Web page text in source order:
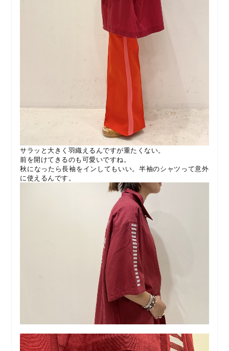
サラッと大きく羽織えるんですが重たくない。
前を開けてきるのも可愛いですね。
秋になったら長袖をインしてもいい。半袖のシャツって意外
に使えるんです。